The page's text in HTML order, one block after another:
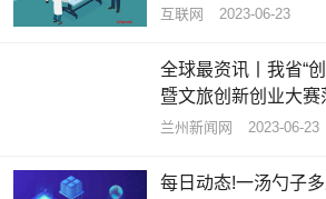
互联网 2023-06-23
全球最资讯丨我省“
暨文旅创新创业大赛
兰州新闻网 2023-06-23
每日动态!一汤勺子